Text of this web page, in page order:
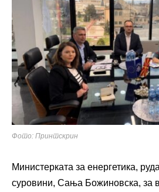
Фото: Принтскрин
Министерката за енергетика,
суровини, Сања Божиновска, за